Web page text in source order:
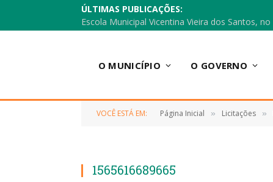
ÚLTIMAS PUBLICAÇÕES:
O MUNICÍPIO O GOVERNO
VOCÊ ESTÁ EM: Página Inicial » Licitações »
1565616689665